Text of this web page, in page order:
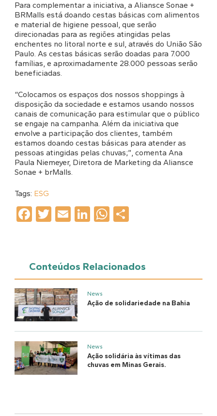
Para complementar a iniciativa, a Aliansce Sonae +
BRMalls está doando cestas básicas com alimentos
e material de higiene pessoal, que serão
direcionadas para as regiões atingidas pelas
enchentes no litoral norte e sul, através do União São
Paulo. As cestas básicas serão doadas para 7.000
famílias, e aproximadamente 28.000 pessoas serão
beneficiadas.
“Colocamos os espaços dos nossos shoppings à
disposição da sociedade e estamos usando nossos
canais de comunicação para estimular que o público
se engaje na campanha. Além da iniciativa que
envolve a participação dos clientes, também
estamos doando cestas básicas para atender as
pessoas atingidas pelas chuvas;”, comenta Ana
Paula Niemeyer, Diretora de Marketing da Aliansce
Sonae + brMalls.
Tags: ESG
Facebook
Twitter
EmailLinkedIn
WhatsApp
Conteúdos Relacionados
News
Ação de solidariedade na Bahia
News
Ação solidária às vítimas das
chuvas em Minas Gerais.